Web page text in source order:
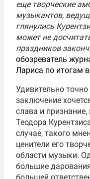
еще творческие
музыкантов,
глянулись
может не
праздников
обозреватель
Лариса по итогам
Удивительно
заключение
слава и
Теодора
случае, такого
ценители его
области музыки.
большие